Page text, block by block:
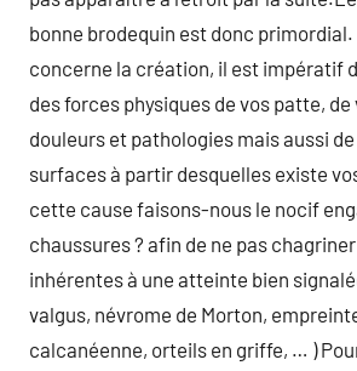
bonne brodequin est donc primordial.
concerne la création, il est impératif
des forces physiques de vos patte,
douleurs et pathologies mais aussi
surfaces à partir desquelles existe
cette cause faisons-nous le nocif
chaussures ? afin de ne pas
inhérentes à une atteinte bien
valgus, névrome de Morton,
calcanéenne, orteils en griffe, … )